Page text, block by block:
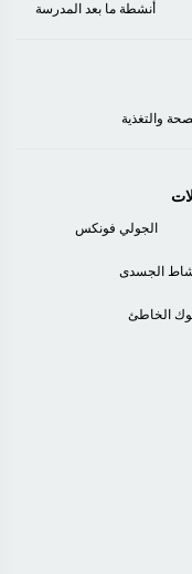
أنشطة ما بعد المدرسة
والتغذية
الجولي فونكس
الجسدى
الخاطئ